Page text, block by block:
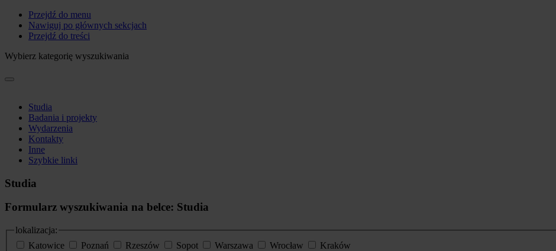
Przejdź do menu
Nawiguj po głównych sekcjach
Przejdź do treści
Wybierz kategorię wyszukiwania
Studia
Badania i projekty
Wydarzenia
Kontakty
Inne
Szybkie linki
Studia
Formularz wyszukiwania na belce: Studia
lokalizacja:
Katowice
Poznań Rzeszów Sopot Warszawa Wrocław
Kraków